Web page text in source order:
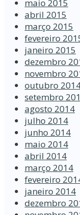
maio 2015
abril 2015
março 2015
fevereiro
janeiro 2015
dezembro
novembro
outubro
setembro
agosto 2014
julho 2014
junho 2014
maio 2014
abril 2014
março 2014
fevereiro
janeiro 2014
dezembro